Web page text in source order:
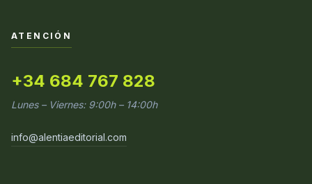
ATENCIÓN
+34 684 767 828
Lunes – Viernes: 9:00h – 14:00h
info@alentiaeditorial.com